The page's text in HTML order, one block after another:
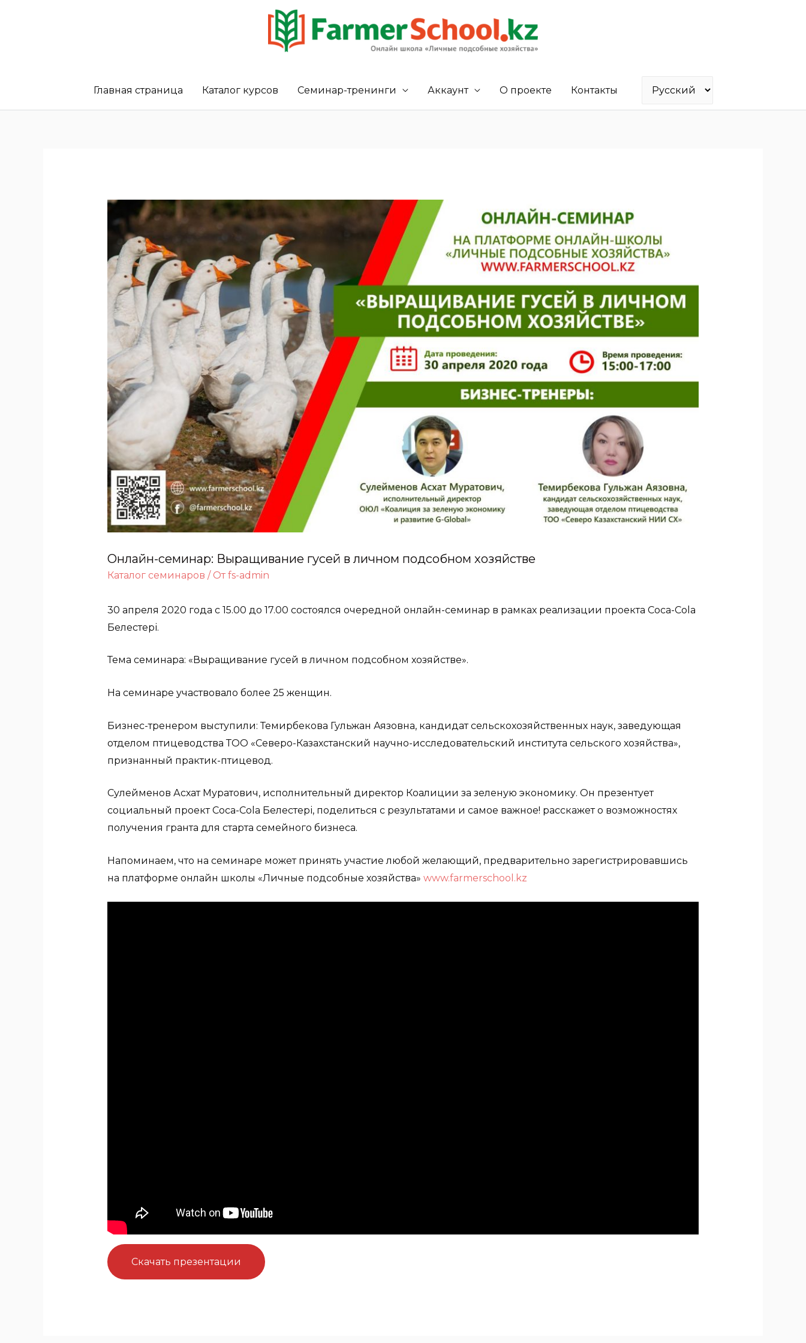
Главная страница Каталог курсов Семинар-тренинги Аккаунт О проекте Контакты
Онлайн-семинар: Выращивание гусей в личном подсобном хозяйстве
Каталог семинаров / От fs-admin
30 апреля 2020 года с 15.00 до 17.00 состоялся очередной онлайн-семинар в рамках реализации проекта Coca-Cola
Белестері.
Тема семинара: «Выращивание гусей в личном подсобном хозяйстве».
На семинаре участвовало более 25 женщин.
Бизнес-тренером выступили: Темирбекова Гульжан Аязовна, кандидат сельскохозяйственных наук, заведующая
отделом птицеводства ТОО «Северо-Казахстанский научно-исследовательский института сельского хозяйства»,
признанный практик-птицевод.
Сулейменов Асхат Муратович, исполнительный директор Коалиции за зеленую экономику. Он презентует
социальный проект Coca-Cola Белестері, поделиться с результатами и самое важное! расскажет о возможностях
получения гранта для старта семейного бизнеса.
Напоминаем, что на семинаре может принять участие любой желающий, предварительно зарегистрировавшись
на платформе онлайн школы «Личные подсобные хозяйства» www.farmerschool.kz
Скачать презентации